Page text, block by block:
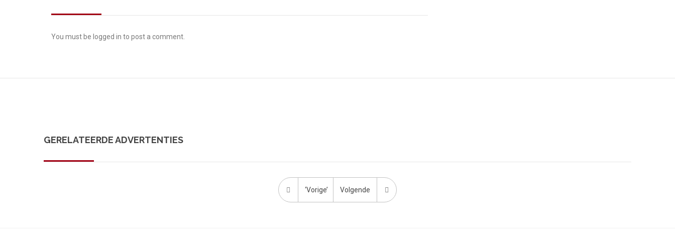
You must be logged in to post a comment.
GERELATEERDE ADVERTENTIES
‘Vorige’ Volgende